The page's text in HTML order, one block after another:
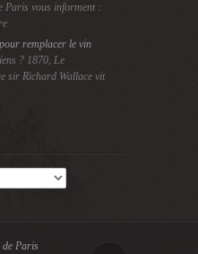
Paris vous informent :
remplacer le vin
? 1870, Le
sir Richard Wallace vit
de Paris